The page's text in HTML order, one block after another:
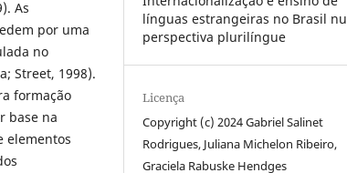
As
por uma
no
Street, 1998).
formação
base na
elementos
línguas estrangeiras no Brasil
perspectiva plurilíngue
Licença
Copyright (c) 2024 Gabriel Salinet
Rodrigues, Juliana Michelon Ribeiro,
Graciela Rabuske Hendges